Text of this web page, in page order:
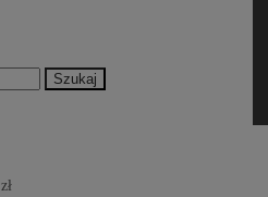
Szukaj
zł